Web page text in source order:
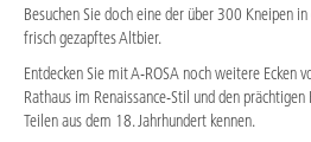
Besuchen Sie doch eine der über 300 Kneipen
frisch gezapftes Altbier.
Entdecken Sie mit A-ROSA noch weitere Ecken
Rathaus im Renaissance-Stil und den
Teilen aus dem 18. Jahrhundert kennen.